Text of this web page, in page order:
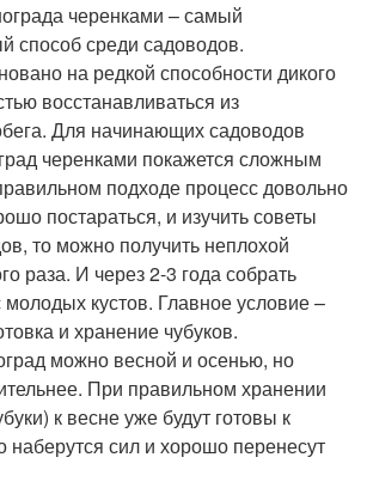
черенками – самый
способ среди садоводов.
на редкой способности дикого
восстанавливаться из
Для начинающих садоводов
черенками покажется сложным
подходе процесс довольно
постараться, и изучить советы
то можно получить неплохой
раза. И через 2-3 года собрать
кустов. Главное условие –
и хранение чубуков.
можно весной и осенью, но
При правильном хранении
к весне уже будут готовы к
наберутся сил и хорошо перенесут